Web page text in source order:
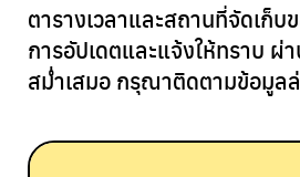
ตารางเวลาและสถานที่จัดเก็
การอัปเดตและแจ้งให้ทราบ ผ่
สม่ำเสมอ กรุณาติดตามข้อมูล